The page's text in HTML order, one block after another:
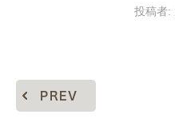
投稿者:
PREV